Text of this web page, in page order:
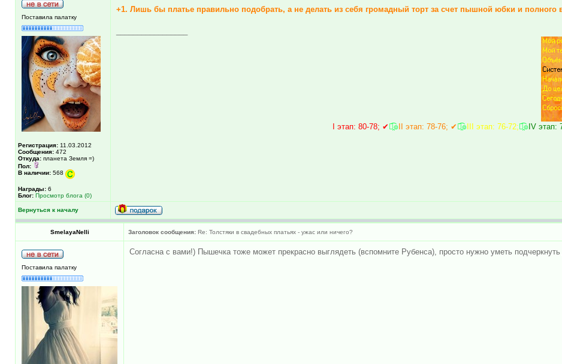
Поставила палатку
Регистрация: 11.03.2012
Сообщения: 472
Откуда: планета Земля =)
Пол:
В наличии: 568
Награды: 6
Блог: Просмотр блога (0)
+1. Лишь бы платье правильно подобрать, а не делать из себя громадный торт за счет пышной юбки и полного
I этап: 80-78; ✔๏̯͡๏II этап: 78-76; ✔๏̯͡๏III этап: 76-72;๏̯͡๏IV этап:
Вернуться к началу
SmelayaNelli Заголовок сообщения: Re: Толстяки в свадебных платьях - ужас или ничего?
Поставила палатку
Согласна с вами!) Пышечка тоже может прекрасно выглядеть (вспомните Рубенса), просто нужно уметь